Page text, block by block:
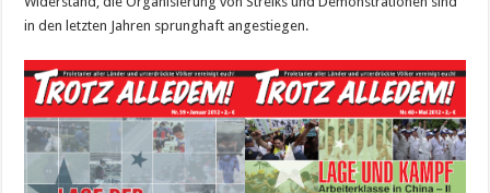
in den letzten Jahren sprunghaft angestiegen.